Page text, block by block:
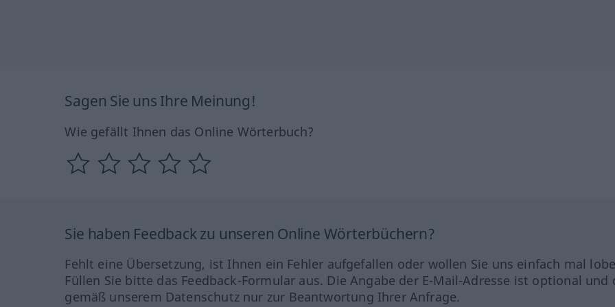
Sagen Sie uns Ihre Meinung!
Wie gefällt Ihnen das Online Wörterbuch?
Sie haben Feedback zu unseren Online Wörterbüchern?
Fehlt eine Übersetzung, ist Ihnen ein Fehler aufgefallen oder wollen Sie uns einfach mal
Füllen Sie bitte das Feedback-Formular aus. Die Angabe der E-Mail-Adresse ist optional und
gemäß unserem Datenschutz nur zur Beantwortung Ihrer Anfrage.